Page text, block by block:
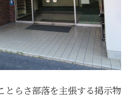
とらさ部落を主張する掲示物